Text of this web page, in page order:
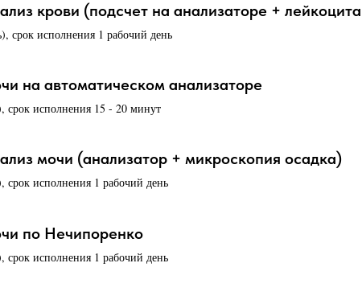
крови (подсчет на анализаторе +
срок исполнения 1 рабочий день
на автоматическом анализаторе
срок исполнения 15 - 20 минут
мочи (анализатор + микроскопия осадка)
срок исполнения 1 рабочий день
по Нечипоренко
срок исполнения 1 рабочий день